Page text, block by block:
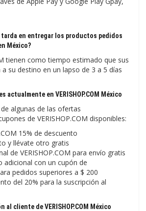
tarda en entregar los productos pedidos
México?
tienen como tiempo estimado que sus
su destino en un lapso de 3 a 5 días
actualmente en VERISHOP.COM México
algunas de las ofertas
de VERISHOP.COM disponibles:
15% de descuento
y llévate otro gratis
de VERISHOP.COM para envío gratis
adicional con un cupón de
pedidos superiores a $ 200
del 20% para la suscripción al
al cliente de VERISHOP.COM México